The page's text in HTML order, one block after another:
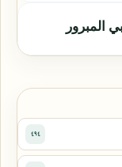
المبرور